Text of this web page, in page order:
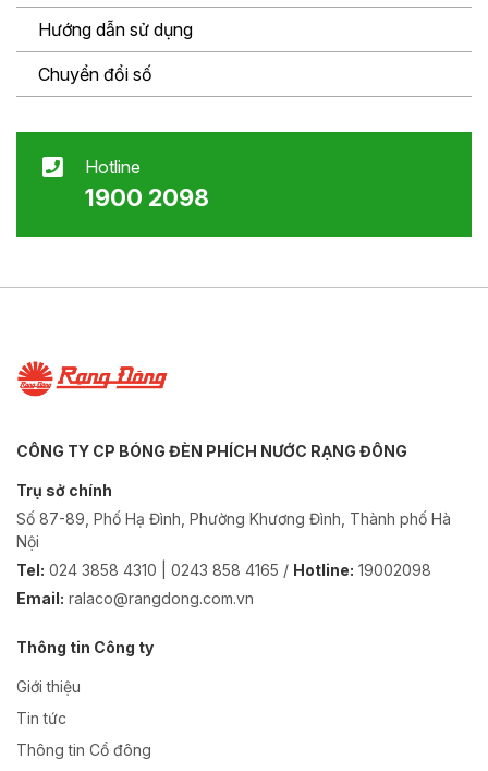
Hướng dẫn sử dụng
Chuyển đổi số
Hotline
1900 2098
CÔNG TY CP BÓNG ĐÈN PHÍCH NƯỚC RẠNG ĐÔNG
Trụ sở chính
Số 87-89, Phố Hạ Đình, Phường Khương Đình, Thành phố Hà
Nội
Tel: 024 3858 4310 | 0243 858 4165 / Hotline: 19002098
Email: ralaco@rangdong.com.vn
Thông tin Công ty
Giới thiệu
Tin tức
Thông tin Cổ đông